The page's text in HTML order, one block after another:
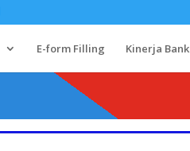
E-form Filling Kinerja Bank